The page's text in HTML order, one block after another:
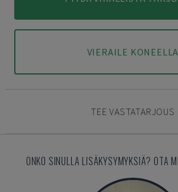
VIERAILE KONEELLA
TEE VASTATARJOUS
ONKO SINULLA LISÄKYSYMYKSIÄ? OTA